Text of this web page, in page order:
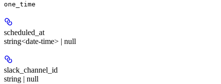
one_time
scheduled_at
string<date-time> | null
slack_channel_id
string | null